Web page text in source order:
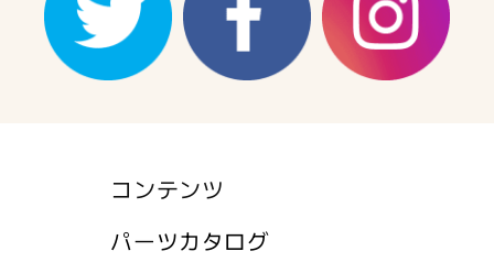
コンテンツ
パーツカタログ